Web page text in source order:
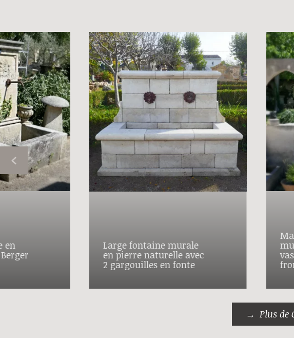
en Large fontaine murale
en pierre naturelle avec
2 gargouilles en fonte
Plus de